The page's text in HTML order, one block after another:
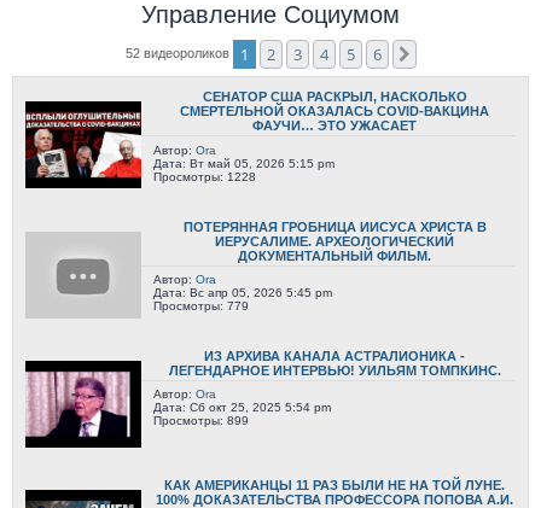
Управление Социумом
52 видеороликов 1 2 3 4 5 6
СЕНАТОР США РАСКРЫЛ, НАСКОЛЬКО
СМЕРТЕЛЬНОЙ ОКАЗАЛАСЬ COVID-ВАКЦИНА
ФАУЧИ… ЭТО УЖАСАЕТ
Автор: Ora
Дата: Вт май 05, 2026 5:15 pm
Просмотры: 1228
ПОТЕРЯННАЯ ГРОБНИЦА ИИСУСА ХРИСТА В
ИЕРУСАЛИМЕ. АРХЕОЛОГИЧЕСКИЙ
ДОКУМЕНТАЛЬНЫЙ ФИЛЬМ.
Автор: Ora
Дата: Вс апр 05, 2026 5:45 pm
Просмотры: 779
ИЗ АРХИВА КАНАЛА АСТРАЛИОНИКА -
ЛЕГЕНДАРНОЕ ИНТЕРВЬЮ! УИЛЬЯМ ТОМПКИНС.
Автор: Ora
Дата: Сб окт 25, 2025 5:54 pm
Просмотры: 899
КАК АМЕРИКАНЦЫ 11 РАЗ БЫЛИ НЕ НА ТОЙ ЛУНЕ.
100% ДОКАЗАТЕЛЬСТВА ПРОФЕССОРА ПОПОВА А.И.